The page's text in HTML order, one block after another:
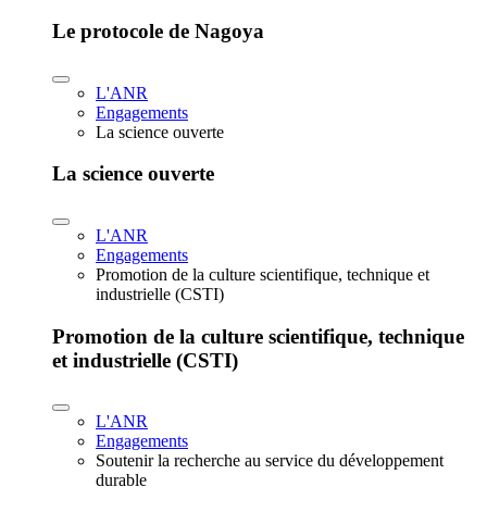
Le protocole de Nagoya
L'ANR
Engagements
La science ouverte
La science ouverte
L'ANR
Engagements
Promotion de la culture scientifique, technique et
industrielle (CSTI)
Promotion de la culture scientifique, technique
et industrielle (CSTI)
L'ANR
Engagements
Soutenir la recherche au service du développement
durable